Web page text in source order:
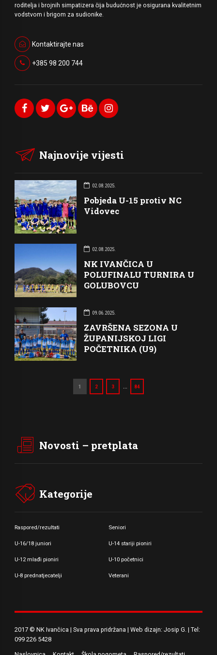
roditelja i brojnih simpatizera čija budućnost je osigurana kvalitetnim
vodstvom i brigom za sudionike.
Kontaktirajte nas
+385 98 200 744
Najnovije vijesti
02.08.2025.
Pobjeda U-15 protiv NC
Vidovec
02.08.2025.
NK IVANČICA U
POLUFINALU TURNIRA U
GOLUBOVCU
09.06.2025.
ZAVRŠENA SEZONA U
ŽUPANIJSKOJ LIGI
POČETNIKA (U9)
1 2 3 … 84
Novosti – pretplata
Kategorije
Raspored/rezultati Seniori
U-16/18 juniori U-14 stariji pioniri
U-12 mlađi pioniri U-10 početnici
U-8 prednatjecatelji Veterani
2017 © NK Ivančica | Sva prava pridržana | Web dizajn: Josip G. | Tel:
099 226 5428